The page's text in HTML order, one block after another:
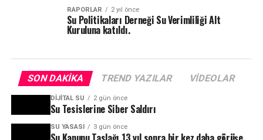
RAPORLAR 2 yıl önce
Su Politikaları Derneği Su Verimliliği Alt
Kuruluna katıldı.
SON DAKIKA TREND YAZILAR VIDEOLAR
DIJITAL SU 2 gün önce
Su Tesislerine Siber Saldırı
SU YASASI 3 gün önce